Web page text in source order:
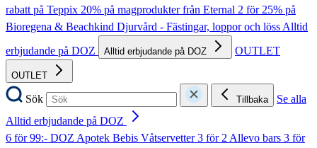
rabatt på Teppix 20% på magprodukter från Eternal 2 för 25% på
Bioregena & Beachkind Djurvård - Fästingar, loppor och lössAlltid
erbjudande på DOZ
Alltid erbjudande på DOZ OUTLET
OUTLET
Sök Tillbaka
Se alla
Alltid erbjudande på DOZ
6 för 99:- DOZ Apotek Bebis Våtservetter3 för 2 Allevo bars 3 för